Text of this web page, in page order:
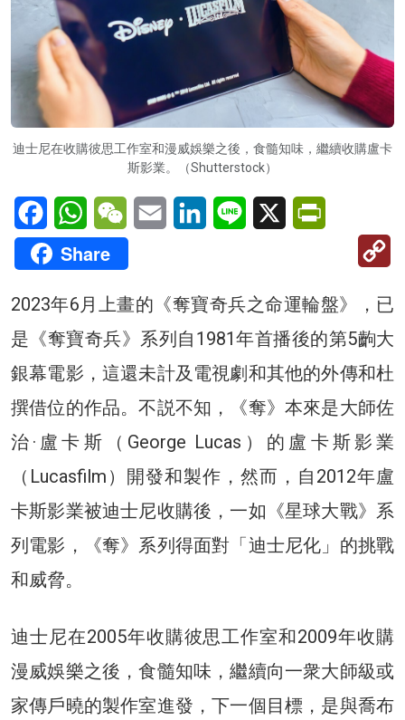
迪士尼在收購彼思工作室和漫威娛樂之後，食髓知味，繼續收購盧卡
斯影業。（Shutterstock）
FacebookWhatsAppWeChatEmail LinkedInLine X
Share
2023年6月上畫的《奪寶奇兵之命運輪盤》，已
是《奪寶奇兵》系列自1981年首播後的第5齣大
銀幕電影，這還未計及電視劇和其他的外傳和杜
撰借位的作品。不説不知，《奪》本來是大師佐
治·盧卡斯（George Lucas）的盧卡斯影業
（Lucasfilm）開發和製作，然而，自2012年盧
卡斯影業被迪士尼收購後，一如《星球大戰》系
列電影，《奪》系列得面對「迪士尼化」的挑戰
和威脅。
迪士尼在2005年收購彼思工作室和2009年收購
漫威娛樂之後，食髓知味，繼續向一衆大師級或
家傳戶曉的製作室進發，下一個目標，是與喬布